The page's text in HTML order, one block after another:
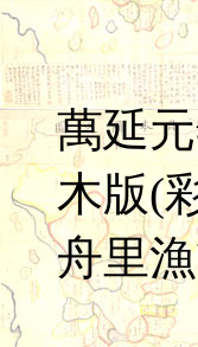
萬延
木版(
舟里